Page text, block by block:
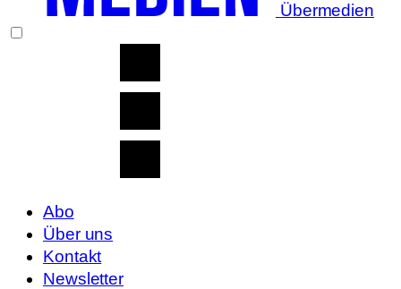
Übermedien
Abo
Über uns
Kontakt
Newsletter